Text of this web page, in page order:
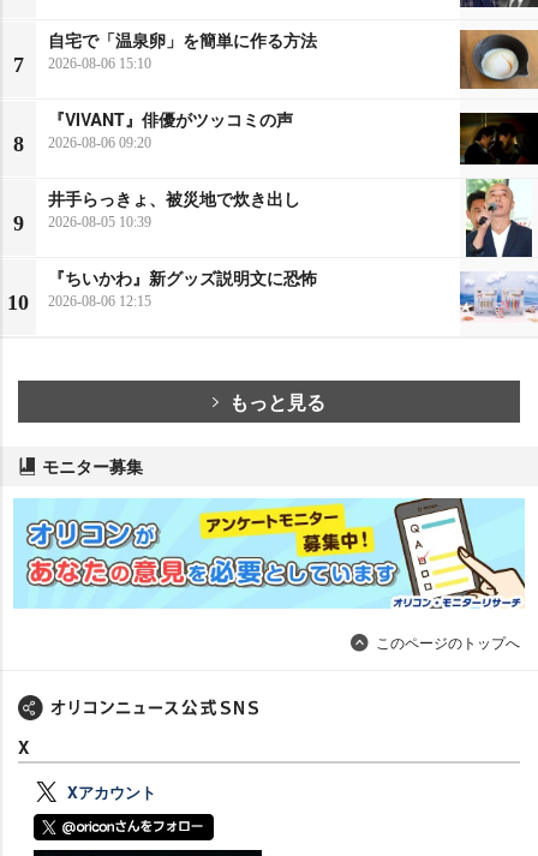
7
自宅で「温泉卵」を簡単に作る方法
2026-08-06 15:10
8
『VIVANT』俳優がツッコミの声
2026-08-06 09:20
9
井手らっきょ、被災地で炊き出し
2026-08-05 10:39
10
『ちいかわ』新グッズ説明文に恐怖
2026-08-06 12:15
もっと見る
モニター募集
このページのトップへ
X
Xアカウント